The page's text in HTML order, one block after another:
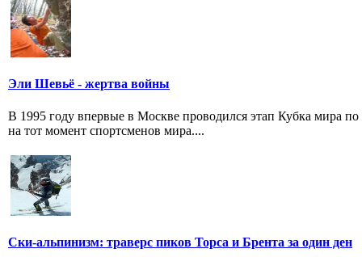
Эли Шевьё - жертва войны
В 1995 году впервые в Москве проводился этап Кубка мира
на тот момент спортсменов мира....
Ски-альпинизм: траверс пиков Торса и Брента за один ден